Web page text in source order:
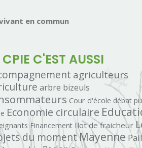
en commun
CPIE C'EST AUSSI
agriculteurs
arbre bizeuls
Cour d'école débat
Economie circulaire
Financement Ilot de fraicheur
du momentMayenne